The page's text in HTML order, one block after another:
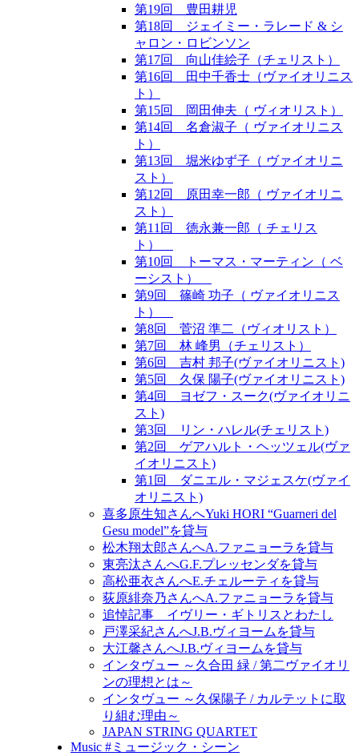
第19回 豊田耕児
第18回 ジェイミー・ラレード & シ
ャロン・ロビンソン
第17回 向山佳絵子（チェリスト）
第16回 田中千香士（ヴァイオリニス
ト）
第15回 岡田伸夫（ ヴィオリスト）
第14回 名倉淑子（ ヴァイオリニス
ト）
第13回 堀米ゆず子（ ヴァイオリニ
スト）
第12回 原田幸一郎（ ヴァイオリニ
スト）
第11回 徳永兼一郎（ チェリス
ト）
第10回 トーマス・マーティン（ ベ
ーシスト）
第9回 篠崎 功子（ ヴァイオリニス
ト）
第8回 菅沼 準二（ヴィオリスト）
第7回 林 峰男（チェリスト）
第6回 吉村 邦子(ヴァイオリニスト)
第5回 久保 陽子(ヴァイオリニスト)
第4回 ヨゼフ・スーク(ヴァイオリニ
スト)
第3回 リン・ハレル(チェリスト)
第2回 ゲアハルト・ヘッツェル(ヴァ
イオリニスト)
第1回 ダニエル・マジェスケ(ヴァイ
オリニスト)
喜多原生知さんへYuki HORI “Guarneri del
Gesu model”を貸与
松木翔太郎さんへA.ファニョーラを貸与
東亮汰さんへG.F.プレッセンダを貸与
高松亜衣さんへE.チェルーティを貸与
荻原緋奈乃さんへA.ファニョーラを貸与
追悼記事 イヴリー・ギトリスとわたし
戸澤采紀さんへJ.B.ヴィヨームを貸与
大江馨さんへJ.B.ヴィヨームを貸与
インタヴュー ～久合田 緑 / 第二ヴァイオリ
ンの理想とは～
インタヴュー ～久保陽子 / カルテットに取
り組む理由～
JAPAN STRING QUARTET
Music #ミュージック・シーン